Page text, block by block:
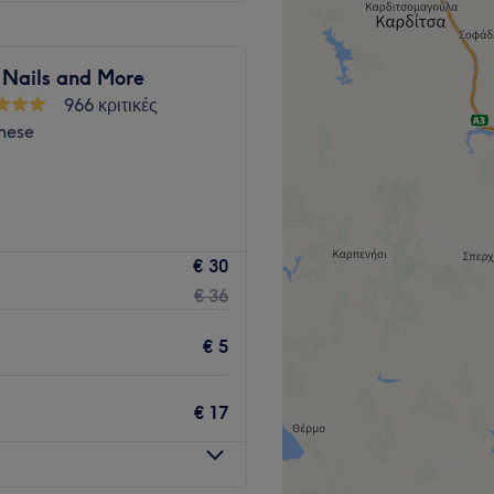
στον μεγάλο εμπορικό
άνω και κάτω άκρων.
Go to venue
and More
966 κριτικές
€ 30
€ 36
€ 5
€ 17